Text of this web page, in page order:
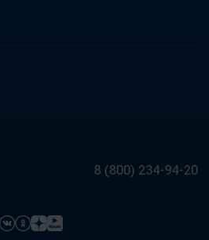
8 (800) 234-94-20